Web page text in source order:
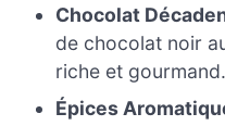
Chocolat
de chocolat noir
riche et gourmand.
Épices